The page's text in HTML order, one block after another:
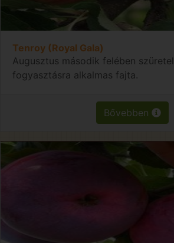
Tenroy (Royal Gala)
Augusztus második felében
fogyasztásra alkalmas fajta.
Bővebben